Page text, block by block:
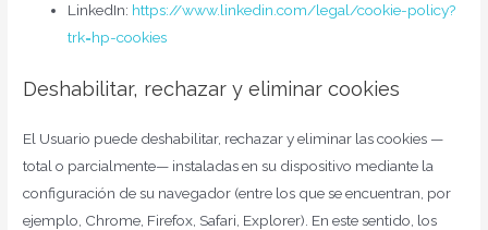
LinkedIn: https://www.linkedin.com/legal/cookie-policy?
trk=hp-cookies
Deshabilitar, rechazar y eliminar cookies
El Usuario puede deshabilitar, rechazar y eliminar las cookies —
total o parcialmente— instaladas en su dispositivo mediante la
configuración de su navegador (entre los que se encuentran, por
ejemplo, Chrome, Firefox, Safari, Explorer). En este sentido, los